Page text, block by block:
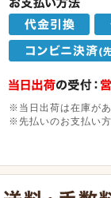
※当日出荷は在庫があ
※先払いのお支払い